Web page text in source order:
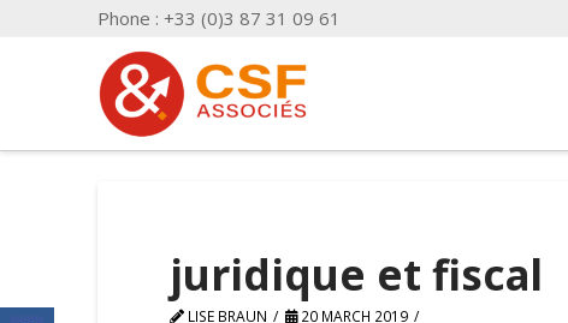
Phone : +33 (0)3 87 31 09 61
juridique et fiscal
LISE BRAUN 20 MARCH 2019